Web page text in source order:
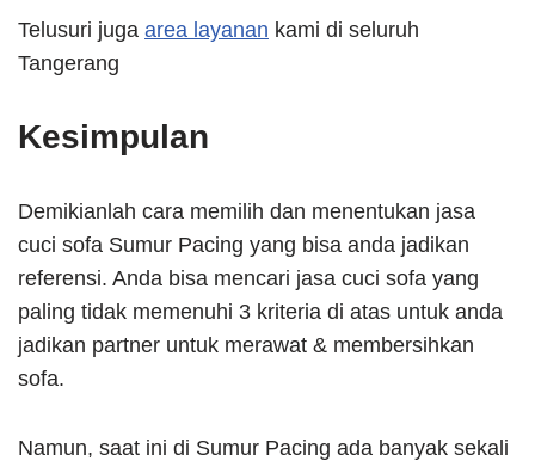
Telusuri juga area layanan kami di seluruh
Tangerang
Kesimpulan
Demikianlah cara memilih dan menentukan jasa
cuci sofa Sumur Pacing yang bisa anda jadikan
referensi. Anda bisa mencari jasa cuci sofa yang
paling tidak memenuhi 3 kriteria di atas untuk anda
jadikan partner untuk merawat & membersihkan
sofa.
Namun, saat ini di Sumur Pacing ada banyak sekali